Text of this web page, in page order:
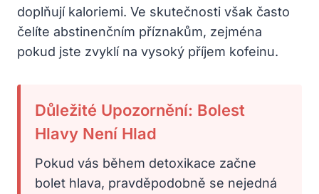
doplňují kaloriemi. Ve skutečnosti však často
čelíte abstinenčním příznakům, zejména
pokud jste zvyklí na vysoký příjem kofeinu.
Důležité Upozornění: Bolest
Hlavy Není Hlad
Pokud vás během detoxikace začne
bolet hlava, pravděpodobně se nejedná